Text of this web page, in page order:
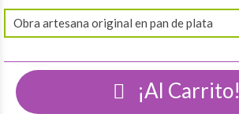
Obra artesana original en pan de plata
¡Al Carrito!